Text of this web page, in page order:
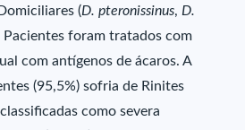
(D. pteronissinus, D.
Pacientes foram tratados com
com antígenos de ácaros. A
(95,5%) sofria de Rinites
como severa